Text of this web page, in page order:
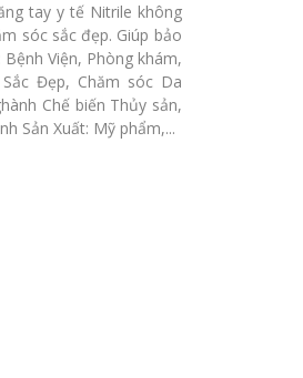
tay y tế Nitrile không
sóc sắc đẹp. Giúp bảo
Viện, Phòng khám,
Đẹp, Chăm sóc Da
Chế biến Thủy sản,
Sản Xuất: Mỹ phẩm,...